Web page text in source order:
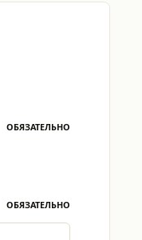
ОБЯЗАТЕЛЬНО
ОБЯЗАТЕЛЬНО